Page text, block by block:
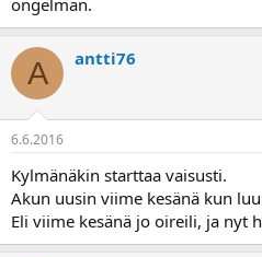
ongelman.
A antti76
6.6.2016
Kylmänäkin starttaa vaisusti.
Akun uusin viime kesänä kun
Eli viime kesänä jo oireili, ja nyt